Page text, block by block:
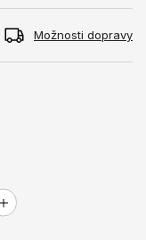
Možnosti dopravy